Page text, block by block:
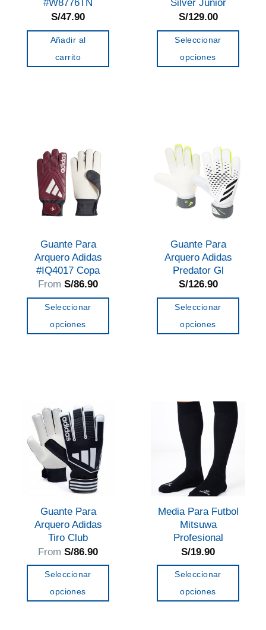
de
producto
de
producto
#W8776TN
S/47.90
Añadir al
carrito
Silver Junior
S/129.00
Seleccionar
opciones
Las
opciones
se
pueden
elegir
la
página
de
producto
Guante Para
Arquero Adidas
#IQ4017 Copa
From S/86.90
Seleccionar
opciones
variantes.
Las
opciones
se
pueden
elegir
la
página
de
producto
Guante Para
Arquero Adidas
Predator Gl
S/126.90
Seleccionar
opciones
variantes.
Las
opciones
pueden
la
página
de
producto
Guante Para
Arquero Adidas
Tiro Club
From S/86.90
Seleccionar
opciones
Media Para Futbol
Mitsuwa
Profesional
S/19.90
Seleccionar
opciones